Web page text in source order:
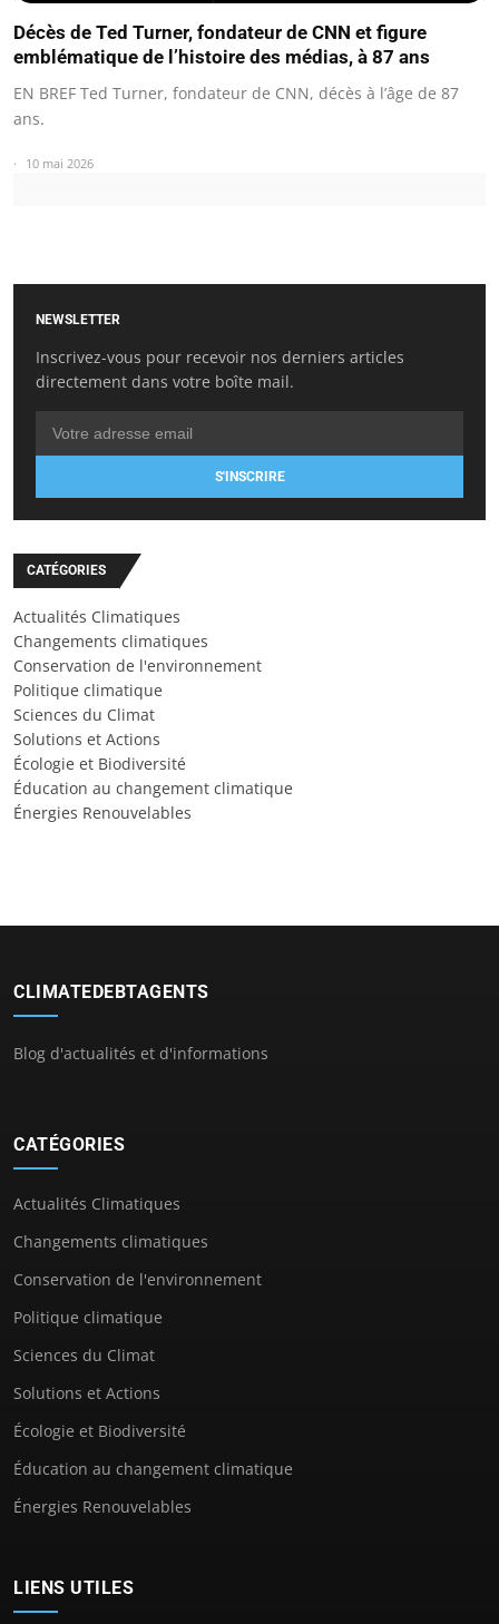
Décès de Ted Turner, fondateur de CNN et figure
emblématique de l’histoire des médias, à 87 ans
EN BREF Ted Turner, fondateur de CNN, décès à l’âge de 87
ans.
10 mai 2026
NEWSLETTER
Inscrivez-vous pour recevoir nos derniers articles
directement dans votre boîte mail.
S'INSCRIRE
CATÉGORIES
Actualités Climatiques
Changements climatiques
Conservation de l'environnement
Politique climatique
Sciences du Climat
Solutions et Actions
Écologie et Biodiversité
Éducation au changement climatique
Énergies Renouvelables
CLIMATEDEBTAGENTS
Blog d'actualités et d'informations
CATÉGORIES
Actualités Climatiques
Changements climatiques
Conservation de l'environnement
Politique climatique
Sciences du Climat
Solutions et Actions
Écologie et Biodiversité
Éducation au changement climatique
Énergies Renouvelables
LIENS UTILES